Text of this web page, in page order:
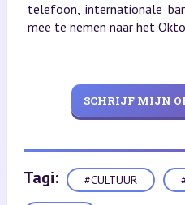
telefoon, internationale
mee te nemen naar het
SCHRIJF MIJN
Tagi: #CULTUUR